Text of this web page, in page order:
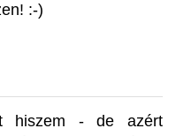
:-)
hiszem - de azért